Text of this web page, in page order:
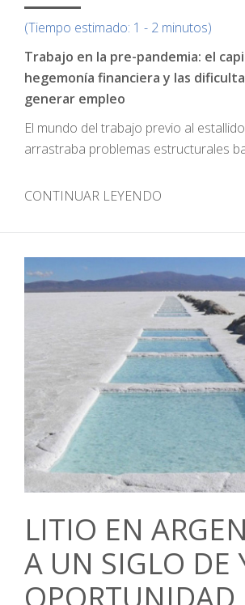
(Tiempo estimado: 1 - 2 minutos)
Trabajo en la pre-pandemia: el
hegemonía financiera y las
generar empleo
El mundo del trabajo previo al
arrastraba problemas estructurales
CONTINUAR LEYENDO
LITIO EN
A UN SIGLO DE
OPORTUNIDAD